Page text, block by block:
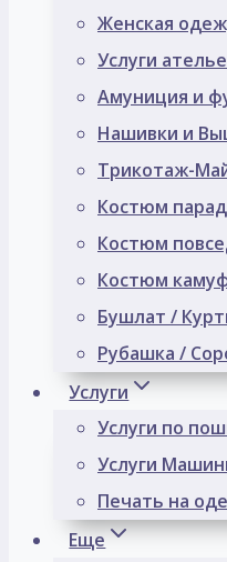
Женская
Услуги
Амуниция и
Нашивки и
Трикотаж-
Костюм
Костюм
Костюм
Бушлат /
Рубашка /
Услуги
Услуги по
Услуги
Печать на
Еще